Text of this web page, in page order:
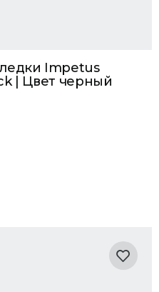
Impetus
| Цвет черный